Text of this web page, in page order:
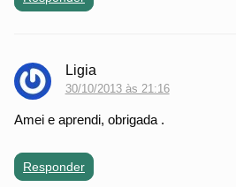
Ligia
30/10/2013 às 21:16
Amei e aprendi, obrigada .
Responder